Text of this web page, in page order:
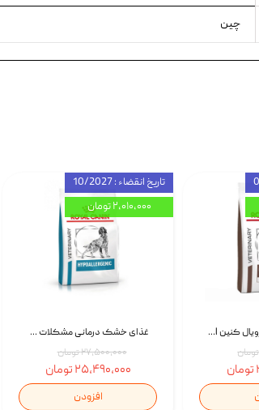
چین
غذای خشک درمانی مشکلات گوارشی سگ رویال کنین Royal Canin Hypoallergenic وزن 7 کیلوگرم | پت استوک
۲۷,۵۰۰,۰۰۰ تومان
۲۵,۴۹۰,۰۰۰ تومان
افزودن
تاریخ انقضاء : 10/2027
۲,۰۱۰,۰۰۰ تومان
غذای خشک سگ رویال کنین Royal Canin Gastrointestinal وزن 7.5 کیلوگرم | پت استوک